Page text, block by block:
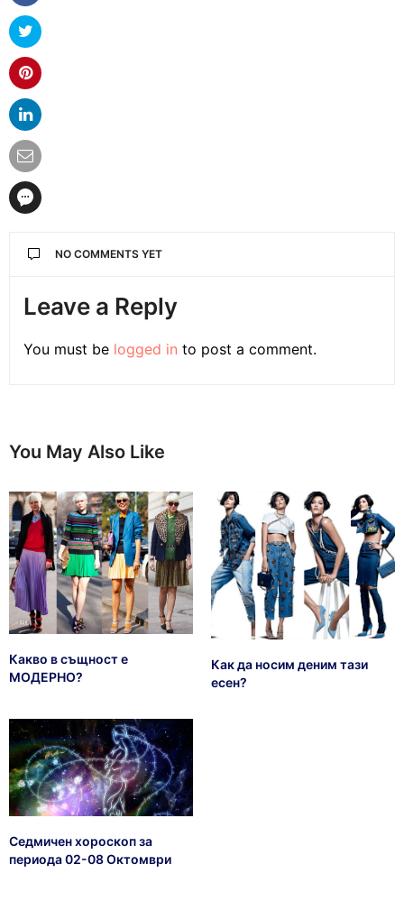
NO COMMENTS YET
Leave a Reply
You must be logged in to post a comment.
You May Also Like
Какво в същност е
МОДЕРНО?
Как да носим деним тази
есен?
Седмичен хороскоп за
периода 02-08 Октомври